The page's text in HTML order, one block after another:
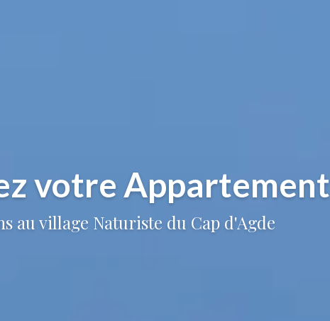
votre Appartement
au village Naturiste du Cap d'Agde